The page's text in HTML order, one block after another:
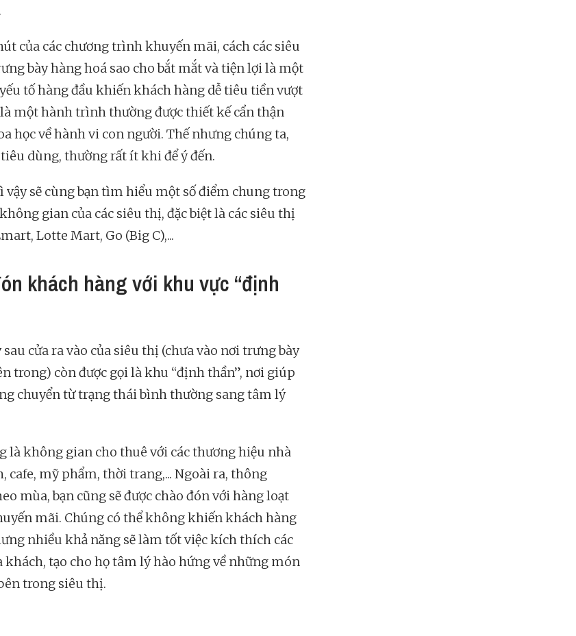
của các chương trình khuyến mãi, cách các siêu
bày hàng hoá sao cho bắt mắt và tiện lợi là một
tố hàng đầu khiến khách hàng dễ tiêu tiền vượt
một hành trình thường được thiết kế cẩn thận
học về hành vi con người. Thế nhưng chúng ta,
dùng, thường rất ít khi để ý đến.
vậy sẽ cùng bạn tìm hiểu một số điểm chung trong
gian của các siêu thị, đặc biệt là các siêu thị
Lotte Mart, Go (Big C),...
khách hàng với khu vực “định
cửa ra vào của siêu thị (chưa vào nơi trưng bày
trong) còn được gọi là khu “định thần”, nơi giúp
chuyển từ trạng thái bình thường sang tâm lý
là không gian cho thuê với các thương hiệu nhà
cafe, mỹ phẩm, thời trang,... Ngoài ra, thông
mùa, bạn cũng sẽ được chào đón với hàng loạt
mãi. Chúng có thể không khiến khách hàng
nhiều khả năng sẽ làm tốt việc kích thích các
khách, tạo cho họ tâm lý hào hứng về những món
trong siêu thị.